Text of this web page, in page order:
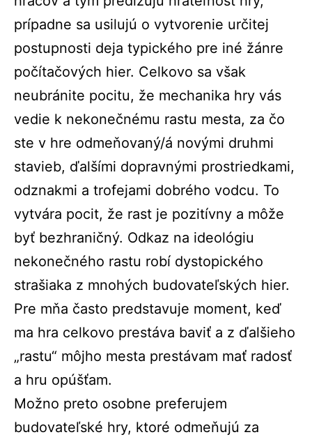
prípadne sa usilujú o vytvorenie určitej
postupnosti deja typického pre iné žánre
počítačových hier. Celkovo sa však
neubránite pocitu, že mechanika hry vás
vedie k nekonečnému rastu mesta, za čo
ste v hre odmeňovaný/á novými druhmi
stavieb, ďalšími dopravnými prostriedkami,
odznakmi a trofejami dobrého vodcu. To
vytvára pocit, že rast je pozitívny a môže
byť bezhraničný. Odkaz na ideológiu
nekonečného rastu robí dystopického
strašiaka z mnohých budovateľských hier.
Pre mňa často predstavuje moment, keď
ma hra celkovo prestáva baviť a z ďalšieho
„rastu“ môjho mesta prestávam mať radosť
a hru opúšťam.
Možno preto osobne preferujem
budovateľské hry, ktoré odmeňujú za